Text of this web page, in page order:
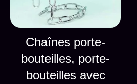
Chaînes porte-
bouteilles, porte-
bouteilles avec